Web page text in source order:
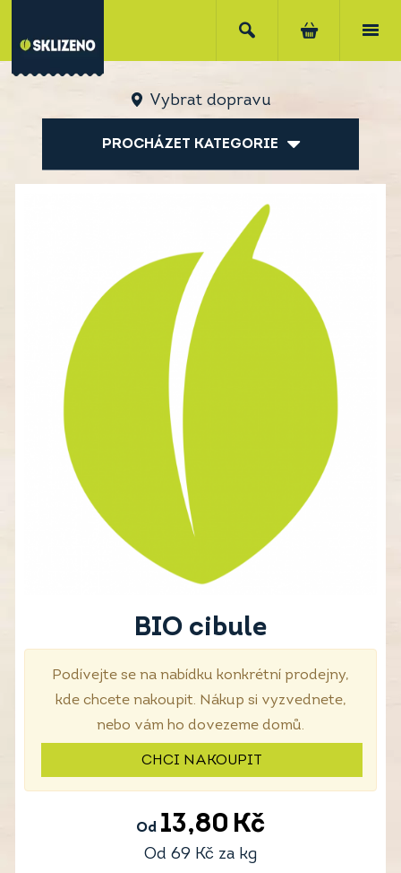
Vybrat dopravu
PROCHÁZET KATEGORIE
BIO cibule
Podívejte se na nabídku konkrétní prodejny,
kde chcete nakoupit. Nákup si vyzvednete,
nebo vám ho dovezeme domů.
CHCI NAKOUPIT
Od 13,80 Kč
Od 69 Kč za kg